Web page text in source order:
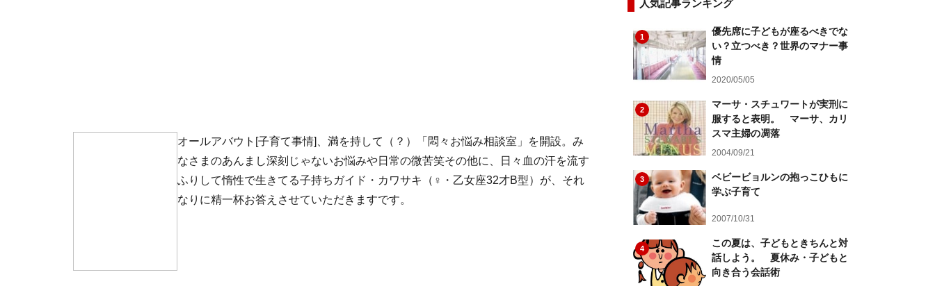
オールアバウト[子育て事情]、満を持して（？）「悶々お悩み相談室」を開設。み
なさまのあんまし深刻じゃないお悩みや日常の微苦笑その他に、日々血の汗を流す
ふりして惰性で生きてる子持ちガイド・カワサキ（♀・乙女座32才B型）が、それ
なりに精一杯お答えさせていただきますです。
人気記事ランキング
1
優先席に子どもが座るべきでな
い？立つべき？世界のマナー事
情
2020/05/05
2
マーサ・スチュワートが実刑に
服すると表明。 マーサ、カリ
スマ主婦の凋落
2004/09/21
3
ベビービョルンの抱っこひもに
学ぶ子育て
2007/10/31
4
この夏は、子どもときちんと対
話しよう。 夏休み・子どもと
向き合う会話術